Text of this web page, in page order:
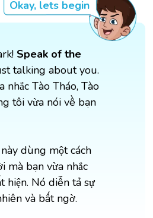
Okay, lets begin
Speak of the
talking about you.
nhắc Tào Tháo, Tào
tôi vừa nói về bạn
dùng một cách
mà bạn vừa nhắc
hiện. Nó diễn tả sự
và bất ngờ.